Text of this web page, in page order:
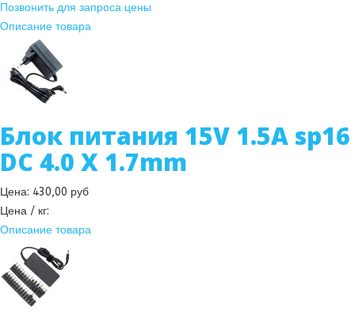
Позвонить для запроса цены
Описание товара
Блок питания 15V 1.5A sp16
DC 4.0 X 1.7mm
Цена: 430,00 руб
Цена / кг:
Описание товара